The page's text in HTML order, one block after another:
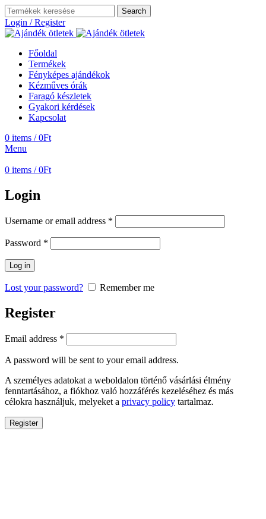
Search
Login / Register
Főoldal
Termékek
Fényképes ajándékok
Kézműves órák
Faragó készletek
Gyakori kérdések
Kapcsolat
0 items / 0Ft
Menu
0 items / 0Ft
Login
Username or email address *
Password *
Log in
Lost your password? Remember me
Register
Email address *
A password will be sent to your email address.
A személyes adatokat a weboldalon történő vásárlási élmény
fenntartásához, a fiókhoz való hozzáférés kezeléséhez és más
célokra használjuk, melyeket a privacy policy tartalmaz.
Register